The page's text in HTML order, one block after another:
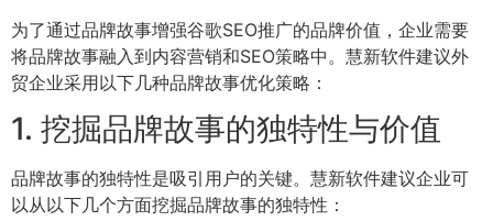
为了通过品牌故事增强谷歌SEO推广的品牌价值，企业需要
将品牌故事融入到内容营销和SEO策略中。慧新软件建议外
贸企业采用以下几种品牌故事优化策略：
1. 挖掘品牌故事的独特性与价值
品牌故事的独特性是吸引用户的关键。慧新软件建议企业可
以从以下几个方面挖掘品牌故事的独特性：